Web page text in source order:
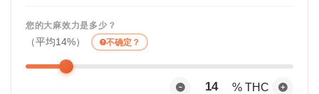
您的大麻效力是多少？
（平均14%） 不确定？
% THC